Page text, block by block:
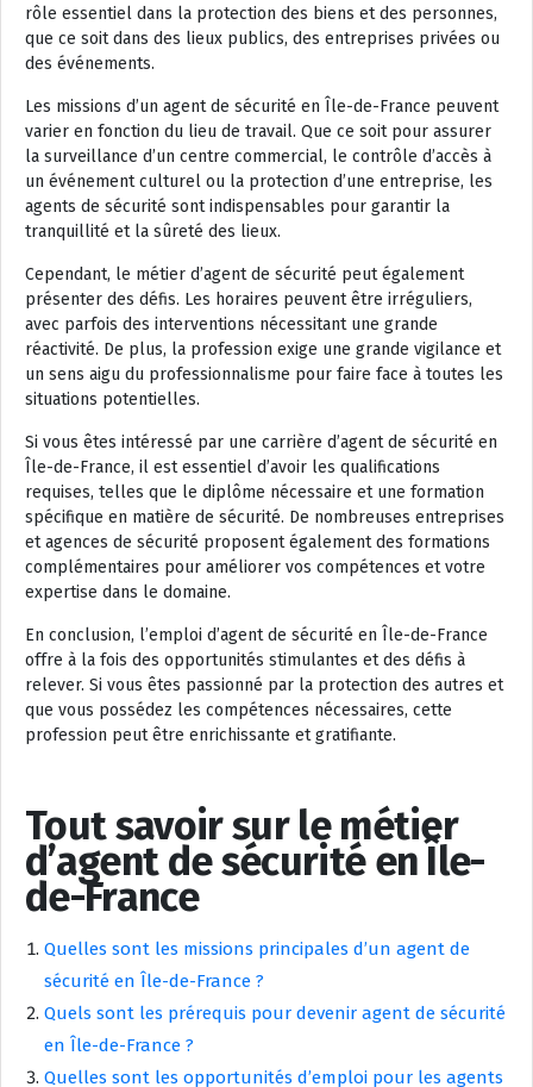
rôle essentiel dans la protection des biens et des personnes,
que ce soit dans des lieux publics, des entreprises privées ou
des événements.
Les missions d’un agent de sécurité en Île-de-France peuvent
varier en fonction du lieu de travail. Que ce soit pour assurer
la surveillance d’un centre commercial, le contrôle d’accès à
un événement culturel ou la protection d’une entreprise, les
agents de sécurité sont indispensables pour garantir la
tranquillité et la sûreté des lieux.
Cependant, le métier d’agent de sécurité peut également
présenter des défis. Les horaires peuvent être irréguliers,
avec parfois des interventions nécessitant une grande
réactivité. De plus, la profession exige une grande vigilance et
un sens aigu du professionnalisme pour faire face à toutes les
situations potentielles.
Si vous êtes intéressé par une carrière d’agent de sécurité en
Île-de-France, il est essentiel d’avoir les qualifications
requises, telles que le diplôme nécessaire et une formation
spécifique en matière de sécurité. De nombreuses entreprises
et agences de sécurité proposent également des formations
complémentaires pour améliorer vos compétences et votre
expertise dans le domaine.
En conclusion, l’emploi d’agent de sécurité en Île-de-France
offre à la fois des opportunités stimulantes et des défis à
relever. Si vous êtes passionné par la protection des autres et
que vous possédez les compétences nécessaires, cette
profession peut être enrichissante et gratifiante.
Tout savoir sur le métier
d’agent de sécurité en Île-
de-France
Quelles sont les missions principales d’un agent de
sécurité en Île-de-France ?
Quels sont les prérequis pour devenir agent de sécurité
en Île-de-France ?
Quelles sont les opportunités d’emploi pour les agents